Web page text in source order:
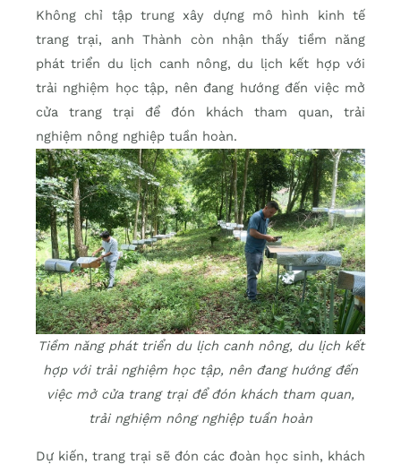
Không chỉ tập trung xây dựng mô hình kinh tế
trang trại, anh Thành còn nhận thấy tiềm năng
phát triển du lịch canh nông, du lịch kết hợp với
trải nghiệm học tập, nên đang hướng đến việc mở
cửa trang trại để đón khách tham quan, trải
nghiệm nông nghiệp tuần hoàn.
Tiềm năng phát triển du lịch canh nông, du lịch kết
hợp với trải nghiệm học tập, nên đang hướng đến
việc mở cửa trang trại để đón khách tham quan,
trải nghiệm nông nghiệp tuần hoàn
Dự kiến, trang trại sẽ đón các đoàn học sinh, khách